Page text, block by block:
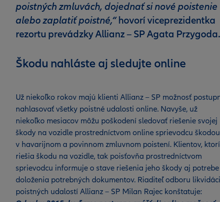
poistných zmluvách, dojednať si nové poistenie
alebo zaplatiť poistné,“hovorí viceprezidentka
rezortu prevádzky Allianz – SP Agata Przygoda.
Škodu nahláste aj sledujte online
Už niekoľko rokov majú klienti Allianz – SP možnosť
nahlasovať všetky poistné udalosti online. Navyše, už
niekoľko mesiacov môžu poškodení sledovať riešenie svojej
škody na vozidle prostredníctvom online sprievodcu škodou
v havarijnom a povinnom zmluvnom poistení. Klientov, ktorí
riešia škodu na vozidle, tak poisťovňa prostredníctvom
sprievodcu informuje o stave riešenia jeho škody aj potrebe
doloženia potrebných dokumentov. Riaditeľ odboru
poistných udalostí Allianz – SP Milan Rajec konštatuje: